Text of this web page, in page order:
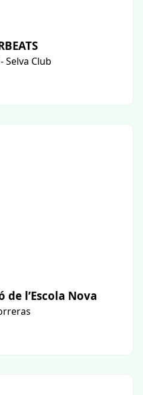
Selva Club
de l’Escola Nova